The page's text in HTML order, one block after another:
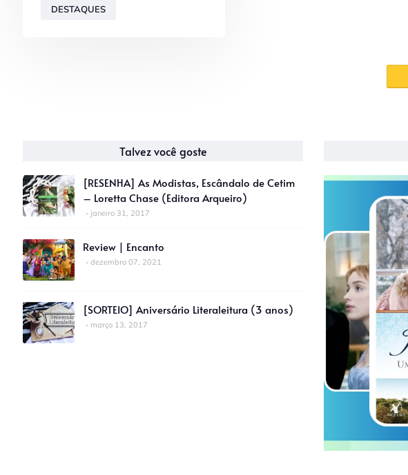
DESTAQUES
Talvez você goste
[RESENHA] As Modistas, Escândalo de Cetim
– Loretta Chase (Editora Arqueiro)
janeiro 31, 2017
Review | Encanto
dezembro 07, 2021
[SORTEIO] Aniversário Literaleitura (3 anos)
março 13, 2017